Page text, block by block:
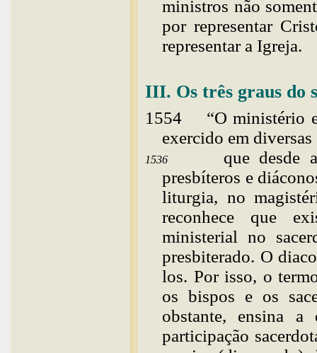
ministros não
por representar
representar a Igreja.
III. Os três graus do
1554 “Oministério
exercido em
1536 que desde
presbíteros e
liturgia, no
reconhece que
ministerial no
presbiterado. O
los. Por isso, o
os bispos e os
obstante, ensina
participação